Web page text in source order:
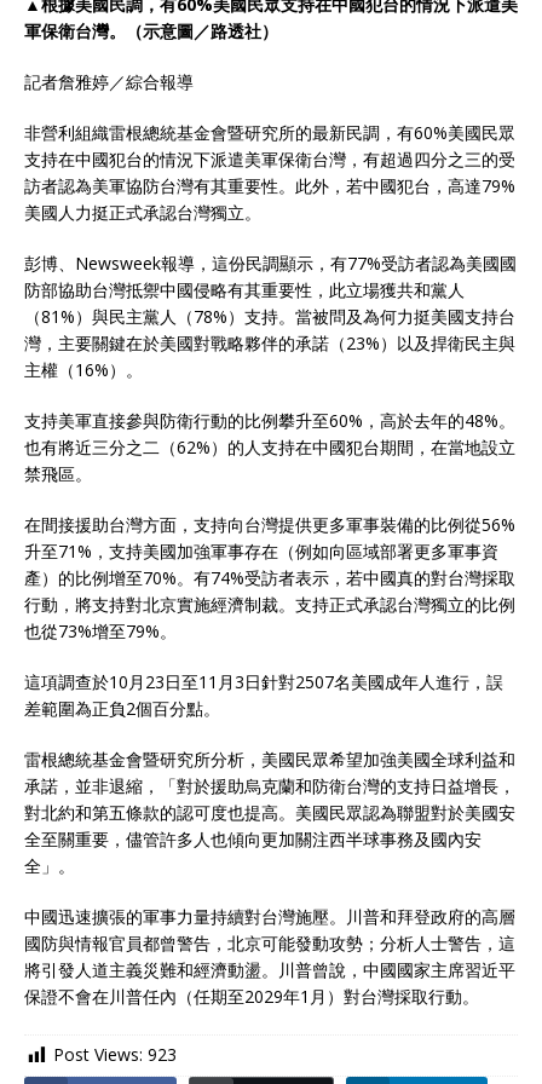
軍保衛台灣。（示意圖／路透社）
記者詹雅婷／綜合報導
非營利組織雷根總統基金會暨研究所的最新民調，有60%美國民眾
支持在中國犯台的情況下派遣美軍保衛台灣，有超過四分之三的受
訪者認為美軍協防台灣有其重要性。此外，若中國犯台，高達79%
美國人力挺正式承認台灣獨立。
彭博、Newsweek報導，這份民調顯示，有77%受訪者認為美國國
防部協助台灣抵禦中國侵略有其重要性，此立場獲共和黨人
（81%）與民主黨人（78%）支持。當被問及為何力挺美國支持台
灣，主要關鍵在於美國對戰略夥伴的承諾（23%）以及捍衛民主與
主權（16%）。
支持美軍直接參與防衛行動的比例攀升至60%，高於去年的48%。
也有將近三分之二（62%）的人支持在中國犯台期間，在當地設立
禁飛區。
在間接援助台灣方面，支持向台灣提供更多軍事裝備的比例從56%
升至71%，支持美國加強軍事存在（例如向區域部署更多軍事資
產）的比例增至70%。有74%受訪者表示，若中國真的對台灣採取
行動，將支持對北京實施經濟制裁。支持正式承認台灣獨立的比例
也從73%增至79%。
這項調查於10月23日至11月3日針對2507名美國成年人進行，誤
差範圍為正負2個百分點。
雷根總統基金會暨研究所分析，美國民眾希望加強美國全球利益和
承諾，並非退縮，「對於援助烏克蘭和防衛台灣的支持日益增長，
對北約和第五條款的認可度也提高。美國民眾認為聯盟對於美國安
全至關重要，儘管許多人也傾向更加關注西半球事務及國內安
全」。
中國迅速擴張的軍事力量持續對台灣施壓。川普和拜登政府的高層
國防與情報官員都曾警告，北京可能發動攻勢；分析人士警告，這
將引發人道主義災難和經濟動盪。川普曾說，中國國家主席習近平
保證不會在川普任內（任期至2029年1月）對台灣採取行動。
Post Views: 923